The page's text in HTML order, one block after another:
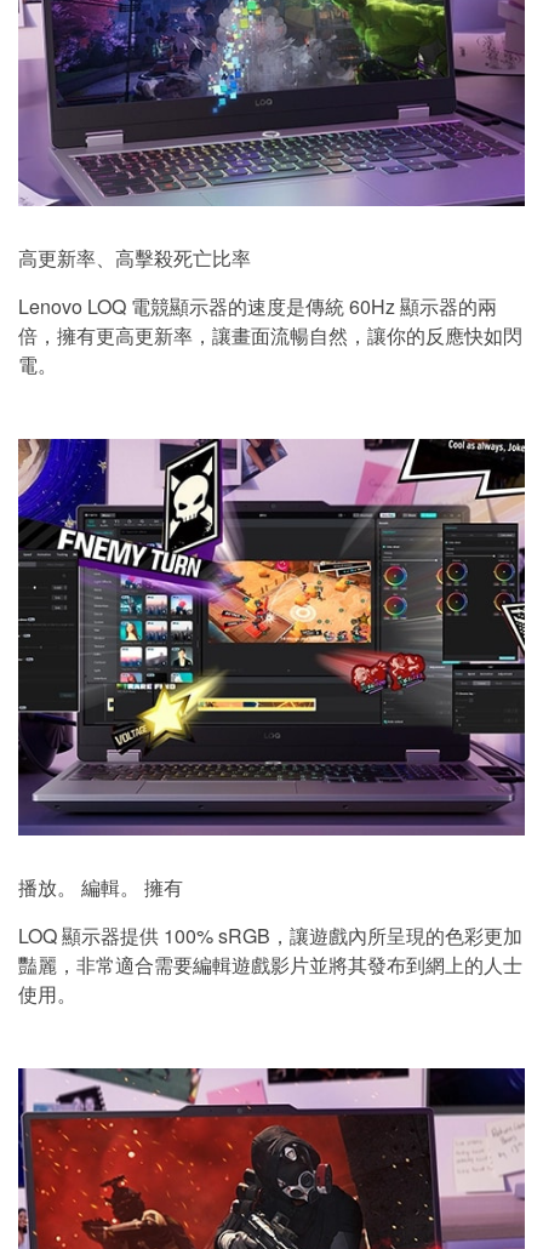
高更新率、高擊殺死亡比率
Lenovo LOQ 電競顯示器的速度是傳統 60Hz 顯示器的兩
倍，擁有更高更新率，讓畫面流暢自然，讓你的反應快如閃
電。
播放。 編輯。 擁有
LOQ 顯示器提供 100% sRGB，讓遊戲內所呈現的色彩更加
豔麗，非常適合需要編輯遊戲影片並將其發布到網上的人士
使用。